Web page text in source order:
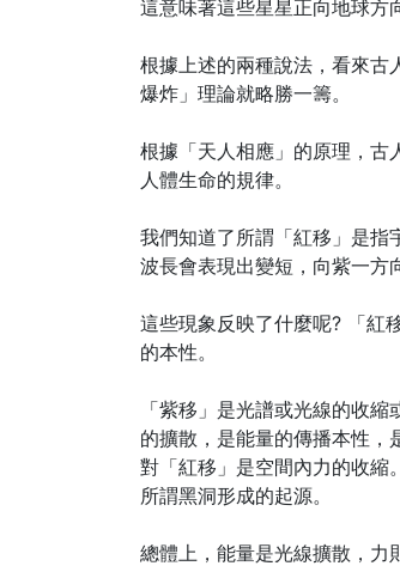
這意味著這些星星正向地球方
根據上述的兩種說法，看來古
爆炸」理論就略勝一籌。
根據「天人相應」的原理，古
人體生命的規律。
我們知道了所謂「紅移」是指
波長會表現出變短，向紫一方
這些現象反映了什麼呢? 「紅
的本性。
「紫移」是光譜或光線的收
的擴散，是能量的傳播本性，
對「紅移」是空間內力的收縮
所謂黑洞形成的起源。
總體上，能量是光線擴散，力